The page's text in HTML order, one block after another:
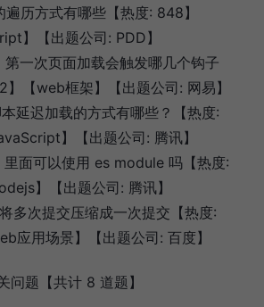
遍历方式有哪些【热度: 848】
】【出题公司: PDD】
一次页面加载会触发哪几个钩子
】【web框架】【出题公司: 网易】
延迟加载的方式有哪些？【热度:
】【出题公司: 腾讯】
面可以使用 es module 吗【热度:
】【出题公司: 腾讯】
多次提交压缩成一次提交【热度:
应用场景】【出题公司: 百度】
问题【共计 8 道题】